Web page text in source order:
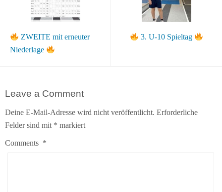
ZWEITE mit erneuter
Niederlage
3. U-10 Spieltag
Leave a Comment
Deine E-Mail-Adresse wird nicht veröffentlicht. Erforderliche
Felder sind mit * markiert
Comments *